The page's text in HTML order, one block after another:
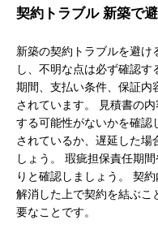
契約トラブル 新築で
新築の契約トラブルを避け
し、不明な点は必ず確認
期間、支払い条件、保証内
されています。 見積書の
する可能性がないかを確認
されているか、遅延した場
しょう。 瑕疵担保責任期
りと確認しましょう。 契
解消した上で契約を結ぶこ
要なことです。